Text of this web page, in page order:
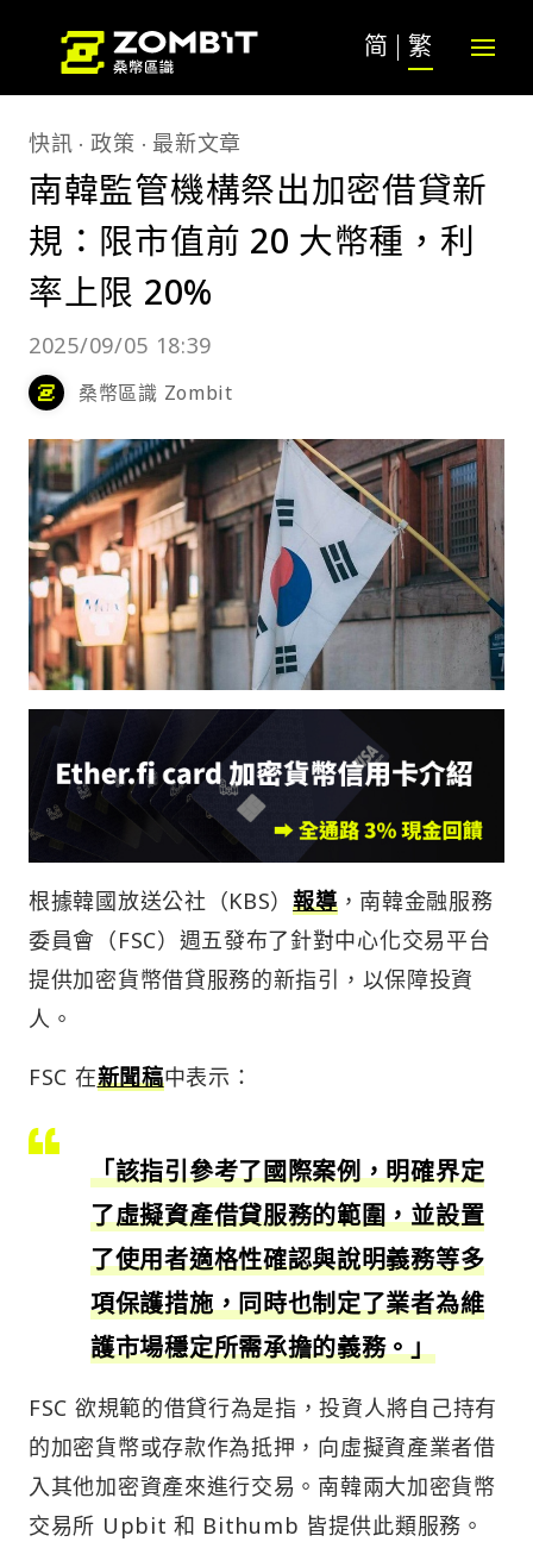
简 繁
快訊 政策 最新文章
南韓監管機構祭出加密借貸新
規：限市值前 20 大幣種，利
率上限 20%
2025/09/05 18:39
桑幣區識 Zombit
根據韓國放送公社（KBS）報導，南韓金融服務
委員會（FSC）週五發布了針對中心化交易平台
提供加密貨幣借貸服務的新指引，以保障投資
人。
FSC 在新聞稿中表示：
「該指引參考了國際案例，明確界定
了虛擬資產借貸服務的範圍，並設置
了使用者適格性確認與說明義務等多
項保護措施，同時也制定了業者為維
護市場穩定所需承擔的義務。」
FSC 欲規範的借貸行為是指，投資人將自己持有
的加密貨幣或存款作為抵押，向虛擬資產業者借
入其他加密資產來進行交易。南韓兩大加密貨幣
交易所 Upbit 和 Bithumb 皆提供此類服務。